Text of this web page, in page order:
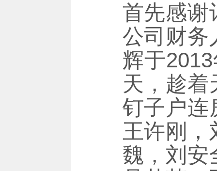
首先感谢
公司财务
辉于
天，趁
钉子户连
王许刚
魏，刘安